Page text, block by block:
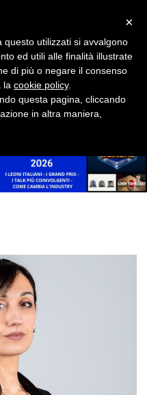
×
utilizzati si avvalgono
ed utili alle finalità illustrate
di più o negare il consenso
la cookie policy.
questa pagina, cliccando
in altra maniera,